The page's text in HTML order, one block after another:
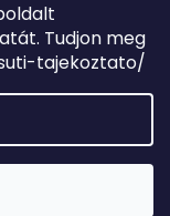
Tudjon meg
tajekoztato/
jog fenntartva.